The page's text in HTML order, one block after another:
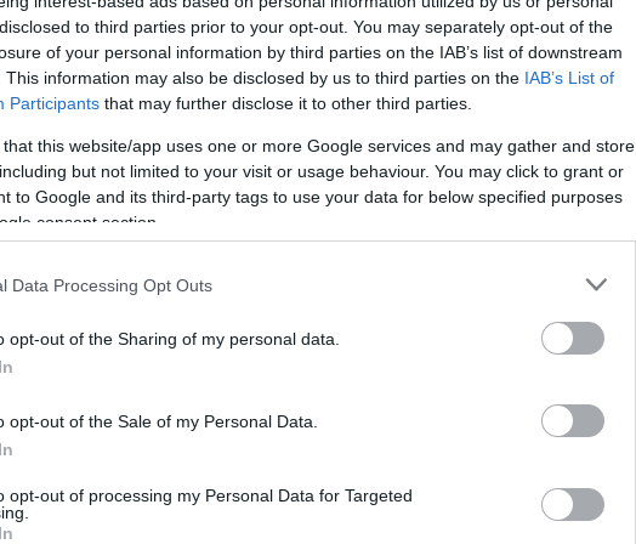
to third parties prior to your opt-out. You may separately opt-out of the
of your personal information by third parties on the IAB’s list of downstream
This information may also be disclosed by us to third parties on the IAB’s List of
Participants that may further disclose it to other third parties.
that this website/app uses one or more Google services and may gather and store
but not limited to your visit or usage behaviour. You may click to grant or
to Google and its third-party tags to use your data for below specified purposes
consent section.
Data Processing Opt Outs
opt-out of the Sharing of my personal data.
opt-out of the Sale of my Personal Data.
opt-out of processing my Personal Data for Targeted
Jelszó Emlékezzen rám
Regisztráció
szaknévsora
KERTÉSZ ÉS KERTÉSZET REGISZTRÁCIÓ NÖVÉNYKATALÓGUS
'Malling exploit')
föld
3-
szélük
virágok
Vörös,
40 nap
leválik